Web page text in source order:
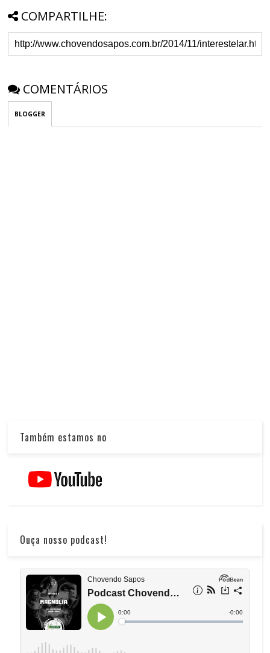
COMPARTILHE:
COMENTÁRIOS
BLOGGER
Também estamos no
Ouça nosso podcast!